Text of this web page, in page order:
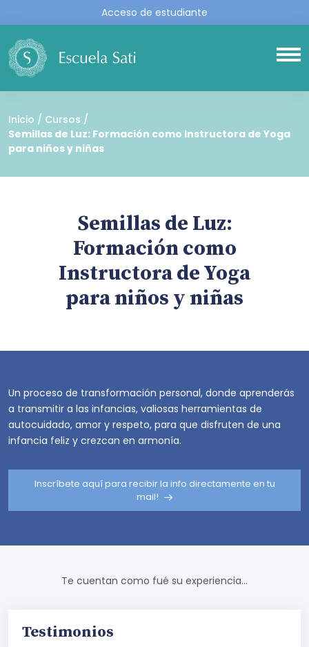
Acceso de estudiante
Inicio
Cursos
Semillas de Luz: Formación como Instructora de Yoga
para niños y niñas
Semillas de Luz:
Formación como
Instructora de Yoga
para niños y niñas
Un proceso de transformación personal, donde aprenderás
a transmitir a las infancias, valiosas herramientas de
autocuidado, amor y respeto, para que disfruten de una
infancia feliz y crezcan en armonía.
Inscríbete aquí para recibir la info directamente en tu
mail!
Te cuentan como fué su experiencia...
Testimonios